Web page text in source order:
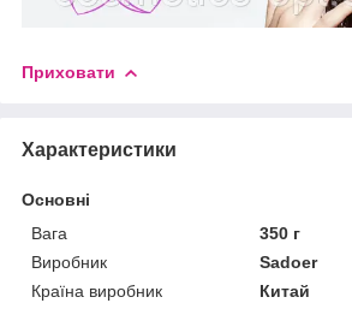
Приховати
Характеристики
Основні
Вага
350 г
Виробник
Sadoer
Країна виробник
Китай